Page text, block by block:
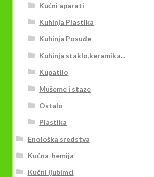
Kućni aparati
Kuhinja Plastika
Kuhinja Posuđe
Kuhinja staklo,keramika...
Kupatilo
Mušeme i staze
Ostalo
Plastika
Enološka sredstva
Kućna-hemija
Kućni ljubimci